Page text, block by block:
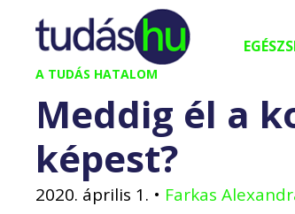
Kilépés
tartalomba
A TUDÁS HATALOM
Meddig él a
képest?
2020. április 1. • Farkas